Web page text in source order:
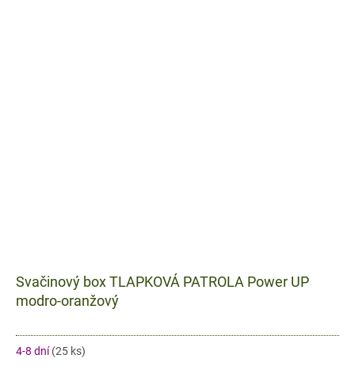
Svačinový box TLAPKOVÁ PATROLA Power UP
modro-oranžový
4-8 dní(25 ks)